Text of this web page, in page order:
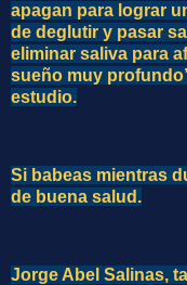
apagan para lograr
de deglutir y pasar
eliminar saliva para
sueño muy
estudio.
Si babeas mientras
de buena salud.
Jorge Abel Salinas,